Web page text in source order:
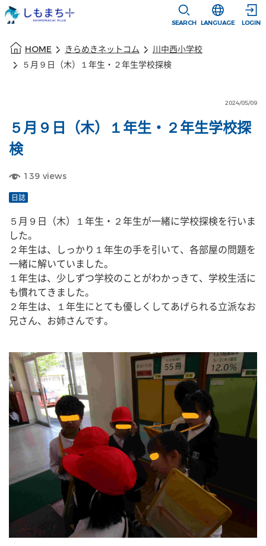
SEARCH
選択すると言
LANGUAGE LOGIN
HOME きらめきネットコム
川中西小学校
５月９日（木）１年生・２年生学校探検
2024/05/09
５月９日（木）１年生・２年生学校探
検
139 views
日誌
５月９日（木）１年生・２年生が一緒に学校探検を行いま
した。
２年生は、しっかり１年生の手を引いて、各部屋の問題を
一緒に解いていました。
１年生は、少しずつ学校のことがわかっきて、学校生活に
も慣れてきました。
２年生は、１年生にとても優しくしてあげられる立派なお
兄さん、お姉さんです。